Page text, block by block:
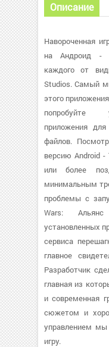
Описание
Навороченная
на Андроид -
каждого от
Studios. Самый
этого
попробуйте
приложения для
файлов.
версию Android -
или более
минимальным
проблемы с
Wars:
установленных
сервиса
главное
Разработчик
главная из
и современная
сюжетом и
управлением
игру.